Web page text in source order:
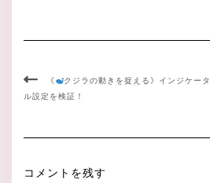
《
クジラの動きを捉える》インジケー
ル設定を検証！
コメントを残す